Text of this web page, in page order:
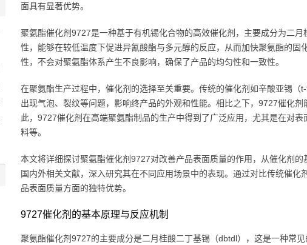
面具有显著优势。
聚氨酯催化剂9727是一种基于有机锡化合物的高效催化剂，主要成分为二
性，能够在较低温度下促进异氰酸酯与多元醇的反应，从而加快聚氨酯的
性，不会对聚氨酯体系产生不良影响，确保了产品的均匀性和一致性。
在聚氨酯生产过程中，催化剂的选择至关重要。传统的催化剂如辛酸亚锡
出现气泡、裂纹等问题，影响终产品的外观和性能。相比之下，9727催化
此，9727催化剂在高端聚氨酯制品的生产中得到了广泛应用，尤其是在对
料等。
本文将详细探讨聚氨酯催化剂9727对改善产品表面质量的作用，从催化剂
国内外相关文献，深入研究其在不同应用场景中的表现。通过对比传统催
品表面质量方面的独特优势。
9727催化剂的基本原理与反应机制
聚氨酯催化剂9727的主要成分是二月桂酸二丁基锡（dbtdl），这是一种常